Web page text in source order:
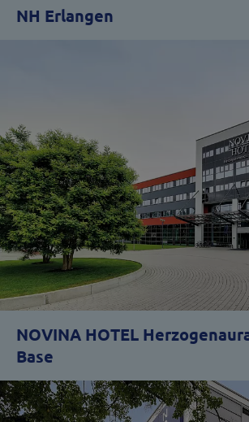
NH Erlangen
NOVINA HOTEL
Base